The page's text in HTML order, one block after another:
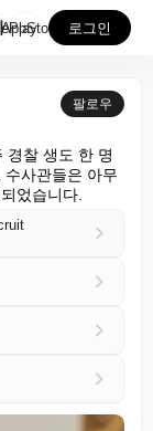
AppStore 로그인
팔로우
경찰 생도 한 명
사관들은 아무
었습니다.